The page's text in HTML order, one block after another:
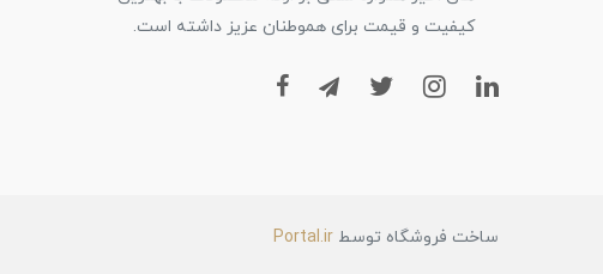
کیفیت و قیمت برای هموطنان عزیز داشته است.
ساخت فروشگاه توسط Portal.ir